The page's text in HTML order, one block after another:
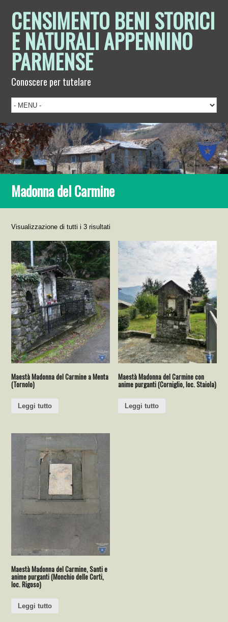
CENSIMENTO BENI STORICI
E NATURALI APPENNINO
PARMENSE
Conoscere per tutelare
Madonna del Carmine
Visualizzazione di tutti i 3 risultati
Maestà Madonna del Carmine a Menta
(Tornolo)
Leggi tutto
Maestà Madonna del Carmine con
anime purganti (Corniglio, loc. Staiola)
Leggi tutto
Maestà Madonna del Carmine, Santi e
anime purganti (Monchio delle Corti,
loc. Rigoso)
Leggi tutto